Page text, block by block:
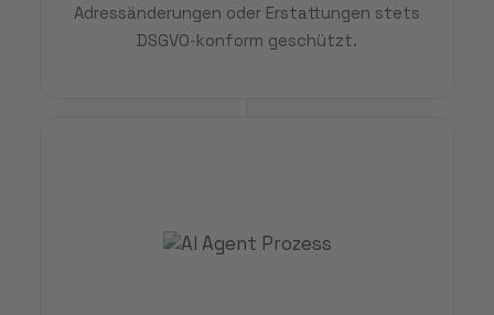
Adressänderungen oder Erstattungen stets
DSGVO-konform geschützt.